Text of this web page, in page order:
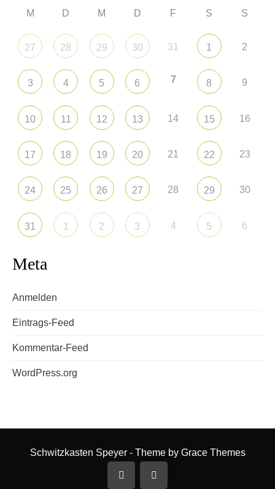
M D M D F S S
27 28 29 30 31 1 2
3 4 5 6 7 8 9
10 11 12 13 14 15 16
17 18 19 20 21 22 23
24 25 26 27 28 29 30
31 1 2 3 4 5 6
Meta
Anmelden
Eintrags-Feed
Kommentar-Feed
WordPress.org
Schwitzkasten Speyer - Theme by Grace Themes